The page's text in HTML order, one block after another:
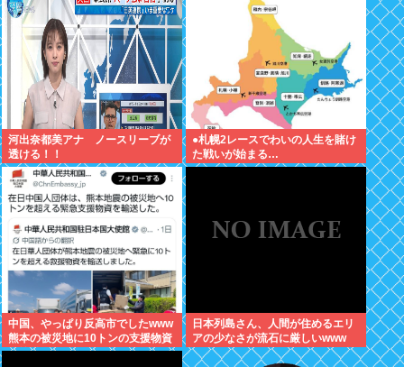
河出奈都美アナ ノースリーブが
透ける！！
●札幌2レースでわいの人生を賭け
た戦いが始まる…
中国、やっぱり反高市でしたwww
熊本の被災地に10トンの支援物資
を輸送…
日本列島さん、人間が住めるエリ
アの少なさが流石に厳しいwww